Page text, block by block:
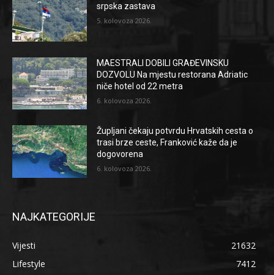
srpska zastava
5. kolovoza 2026.
MAESTRALI DOBILI GRAĐEVINSKU
DOZVOLU Na mjestu restorana Adriatic
niče hotel od 22 metra
6. kolovoza 2026.
Župljani čekaju potvrdu Hrvatskih cesta o
trasi brze ceste, Franković kaže da je
dogovorena
6. kolovoza 2026.
NAJKATEGORIJE
Vijesti
21632
Lifestyle
7412